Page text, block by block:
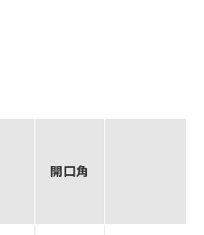
開口角